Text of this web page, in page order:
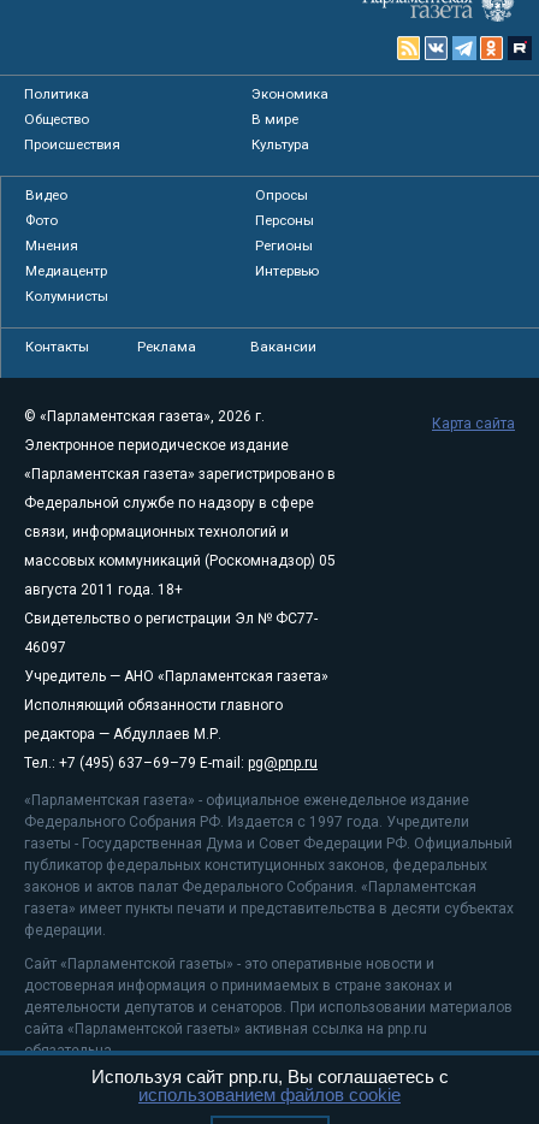
Политика
Экономика
Общество
В мире
Происшествия
Культура
Видео
Опросы
Фото
Персоны
Мнения
Регионы
Медиацентр
Интервью
Колумнисты
Контакты Реклама Вакансии
© «Парламентская газета», 2026 г.
Электронное периодическое издание
«Парламентская газета» зарегистрировано в
Федеральной службе по надзору в сфере
связи, информационных технологий и
массовых коммуникаций (Роскомнадзор) 05
августа 2011 года. 18+
Свидетельство о регистрации Эл № ФС77-
46097
Учредитель — АНО «Парламентская газета»
Исполняющий обязанности главного
редактора — Абдуллаев М.Р.
Тел.: +7 (495) 637–69–79 E-mail: pg@pnp.ru
«Парламентская газета» - официальное еженедельное издание
Федерального Собрания РФ. Издается с 1997 года. Учредители
газеты - Государственная Дума и Совет Федерации РФ. Официальный
публикатор федеральных конституционных законов, федеральных
законов и актов палат Федерального Собрания. «Парламентская
газета» имеет пункты печати и представительства в десяти субъектах
федерации.
Сайт «Парламентской газеты» - это оперативные новости и
достоверная информация о принимаемых в стране законах и
деятельности депутатов и сенаторов. При использовании материалов
сайта «Парламентской газеты» активная ссылка на pnp.ru
обязательна.
На информационном ресурсе применяютсярекомендательные
Карта сайта
Используя сайт pnp.ru, Вы соглашаетесь с
использованием файлов cookie